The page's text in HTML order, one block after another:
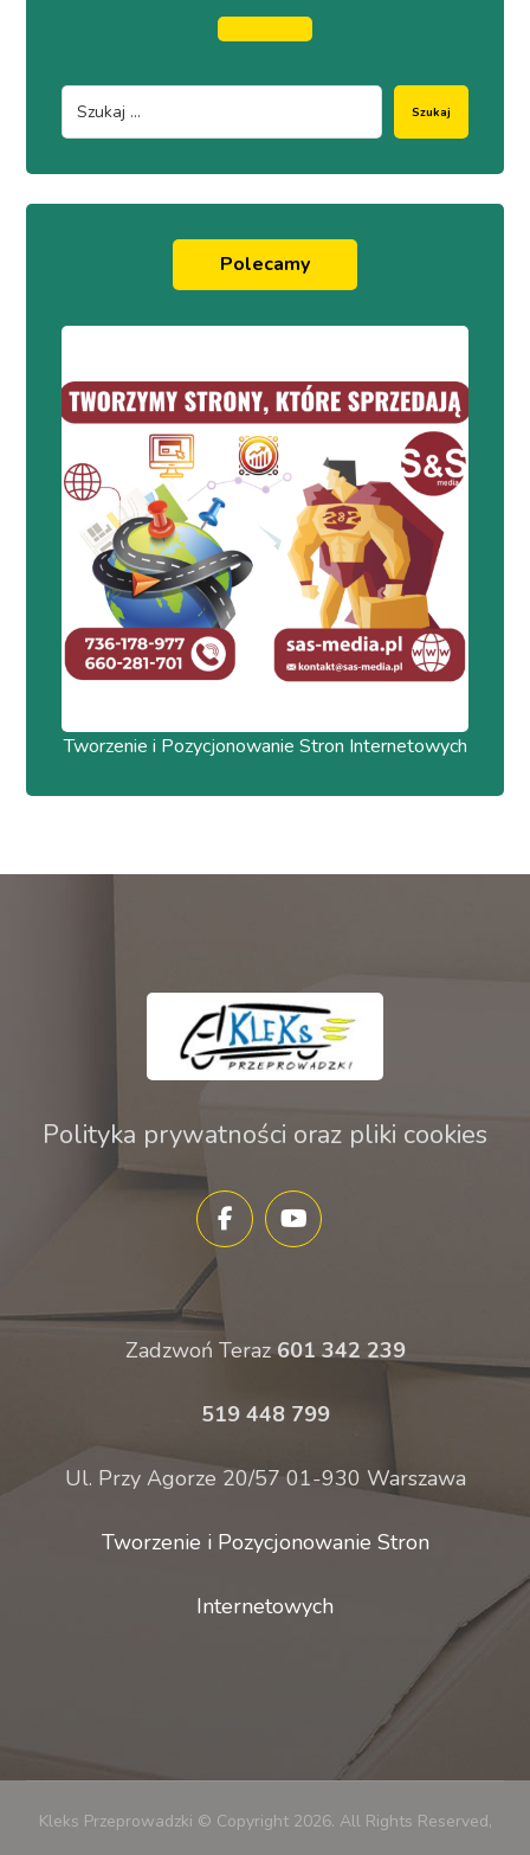
Szukaj
Polecamy
Tworzenie i Pozycjonowanie Stron Internetowych
Polityka prywatności oraz pliki cookies
Zadzwoń Teraz601 342 239
519 448 799
Ul. Przy Agorze 20/57 01-930 Warszawa
Tworzenie i Pozycjonowanie Stron
Internetowych
Kleks Przeprowadzki © Copyright 2026. All Rights Reserved,